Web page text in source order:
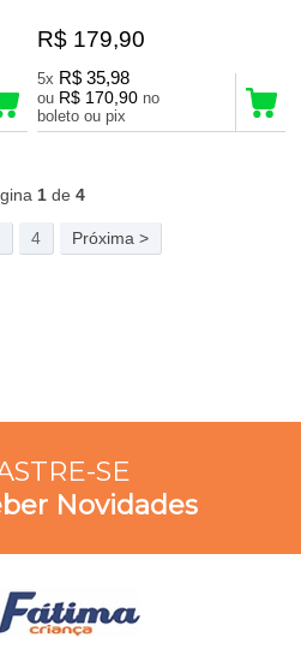
R$ 179,90
5x R$ 35,98
ou R$ 170,90 no
boleto ou pix
1de 4
4 Próxima >
SE
Novidades